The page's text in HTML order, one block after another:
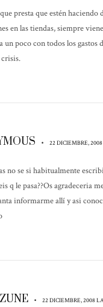
presta que estén haciendo
en las tiendas, siempre
un poco con todos los gastos
crisis.
• 22 DICIEMBRE,
no se si habitualmente
q le pasa??Os agradeceria
informarme allí y asi
• 22 DICIEMBRE, 2008